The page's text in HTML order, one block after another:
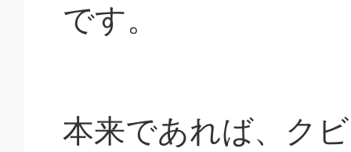
です。
本来であれば、ク